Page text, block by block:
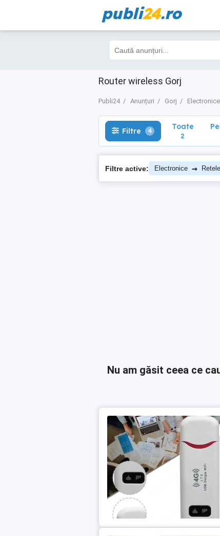
publi24.ro
Router wireless Gorj
Publi24 Anunțuri Gorj Electronice
Filtre 4 Toate
2
Filtre 4 Toate
2
Filtre active: Electronice → Retele
Nu am găsit ceea ce